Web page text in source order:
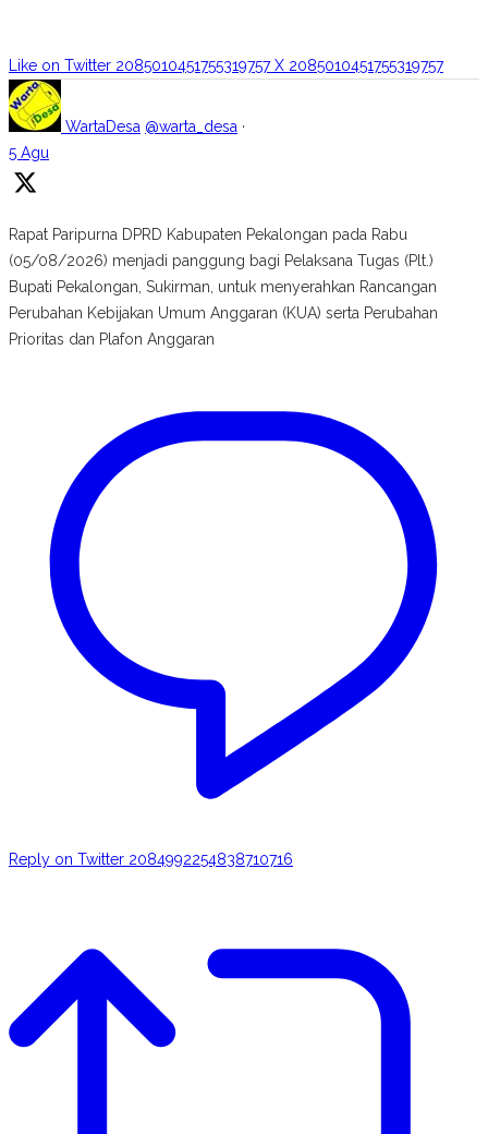
Like on Twitter 2085010451755319757 X 2085010451755319757
WartaDesa @warta_desa ·
5 Agu
Rapat Paripurna DPRD Kabupaten Pekalongan pada Rabu
(05/08/2026) menjadi panggung bagi Pelaksana Tugas (Plt.)
Bupati Pekalongan, Sukirman, untuk menyerahkan Rancangan
Perubahan Kebijakan Umum Anggaran (KUA) serta Perubahan
Prioritas dan Plafon Anggaran
Reply on Twitter 2084992254838710716